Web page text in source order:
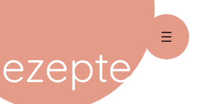
ezepte